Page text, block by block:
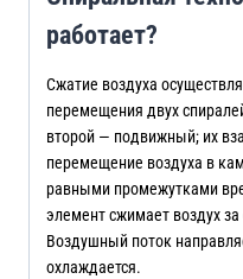
работает?
Сжатие воздуха
перемещения двух
второй — подвижный; их
перемещение воздуха в
равными промежутками
элемент сжимает воздух
Воздушный поток
охлаждается.